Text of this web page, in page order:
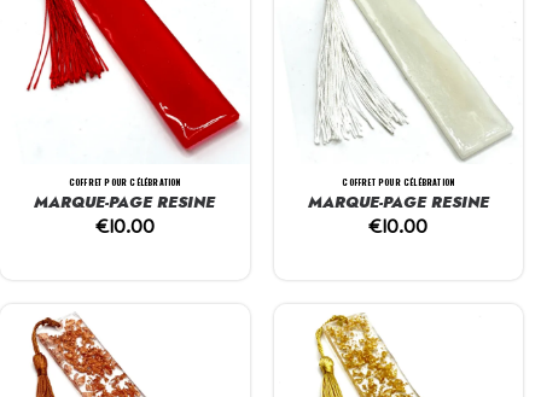
COFFRET POUR CÉLÉBRATION
MARQUE-PAGE RESINE
€10.00
COFFRET POUR CÉLÉBRATION
MARQUE-PAGE RESINE
€10.00